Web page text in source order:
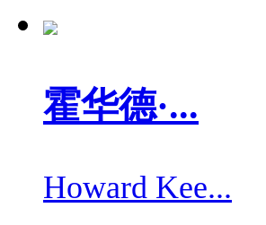
霍华德·...
Howard Kee...